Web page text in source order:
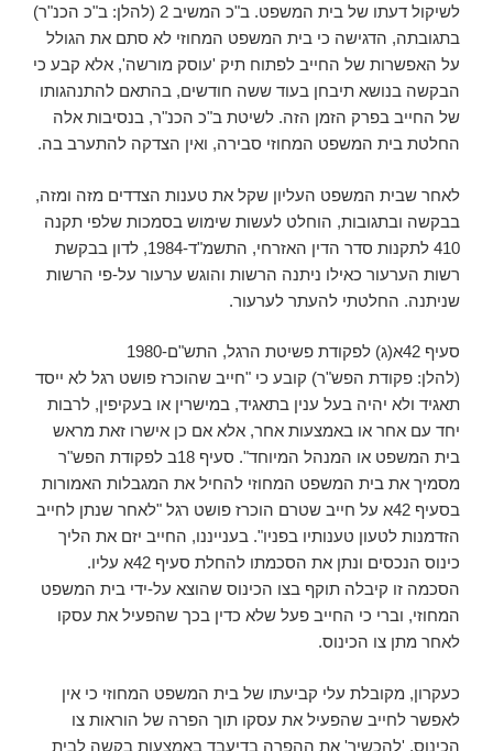
לשיקול דעתו של בית המשפט. ב"כ המשיב 2 (להלן: ב"כ הכנ"ר)
בתגובתה, הדגישה כי בית המשפט המחוזי לא סתם את הגולל
על האפשרות של החייב לפתוח תיק 'עוסק מורשה', אלא קבע כי
הבקשה בנושא תיבחן בעוד ששה חודשים, בהתאם להתנהגותו
של החייב בפרק הזמן הזה. לשיטת ב"כ הכנ"ר, בנסיבות אלה
החלטת בית המשפט המחוזי סבירה, ואין הצדקה להתערב בה.
לאחר שבית המשפט העליון שקל את טענות הצדדים מזה ומזה,
בבקשה ובתגובות, הוחלט לעשות שימוש בסמכות שלפי תקנה
410 לתקנות סדר הדין האזרחי, התשמ"ד-1984, לדון בבקשת
רשות הערעור כאילו ניתנה הרשות והוגש ערעור על-פי הרשות
שניתנה. החלטתי להעתר לערעור.
סעיף 42א(ג) לפקודת פשיטת הרגל, התש"ם-1980
(להלן: פקודת הפש"ר) קובע כי "חייב שהוכרז פושט רגל לא ייסד
תאגיד ולא יהיה בעל ענין בתאגיד, במישרין או בעקיפין, לרבות
יחד עם אחר או באמצעות אחר, אלא אם כן אישרו זאת מראש
בית המשפט או המנהל המיוחד". סעיף 18ב לפקודת הפש"ר
מסמיך את בית המשפט המחוזי להחיל את המגבלות האמורות
בסעיף 42א על חייב שטרם הוכרז פושט רגל "לאחר שנתן לחייב
הזדמנות לטעון טענותיו בפניו". בענייננו, החייב יזם את הליך
כינוס הנכסים ונתן את הסכמתו להחלת סעיף 42א עליו.
הסכמה זו קיבלה תוקף בצו הכינוס שהוצא על-ידי בית המשפט
המחוזי, וברי כי החייב פעל שלא כדין בכך שהפעיל את עסקו
לאחר מתן צו הכינוס.
כעקרון, מקובלת עלי קביעתו של בית המשפט המחוזי כי אין
לאפשר לחייב שהפעיל את עסקו תוך הפרה של הוראות צו
הכינוס, 'להכשיר' את ההפרה בדיעבד באמצעות בקשה לבית